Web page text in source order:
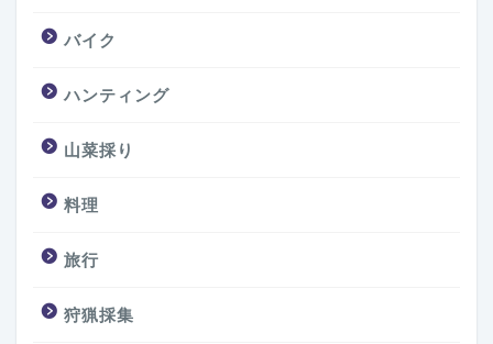
バイク
ハンティング
山菜採り
料理
旅行
狩猟採集